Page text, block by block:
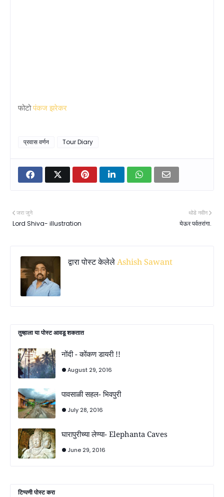
फोटोपंकज झरेकर
प्रवास वर्णन Tour Diary
थोडे नवीन
येऊर पर्वतरांगा.
जरा जुने
Lord Shiva- illustration
द्वारा पोस्ट केलेलेAshish Sawant
तुम्‍हाला या पोस्‍ट आवडू शकतात
नोंदी - कोंकण डायरी !!
August 29, 2016
पावसाळी सहल- भिवपुरी
July 28, 2016
घारापुरीच्या लेण्या- Elephanta Caves
June 29, 2016
टिप्पणी पोस्ट करा